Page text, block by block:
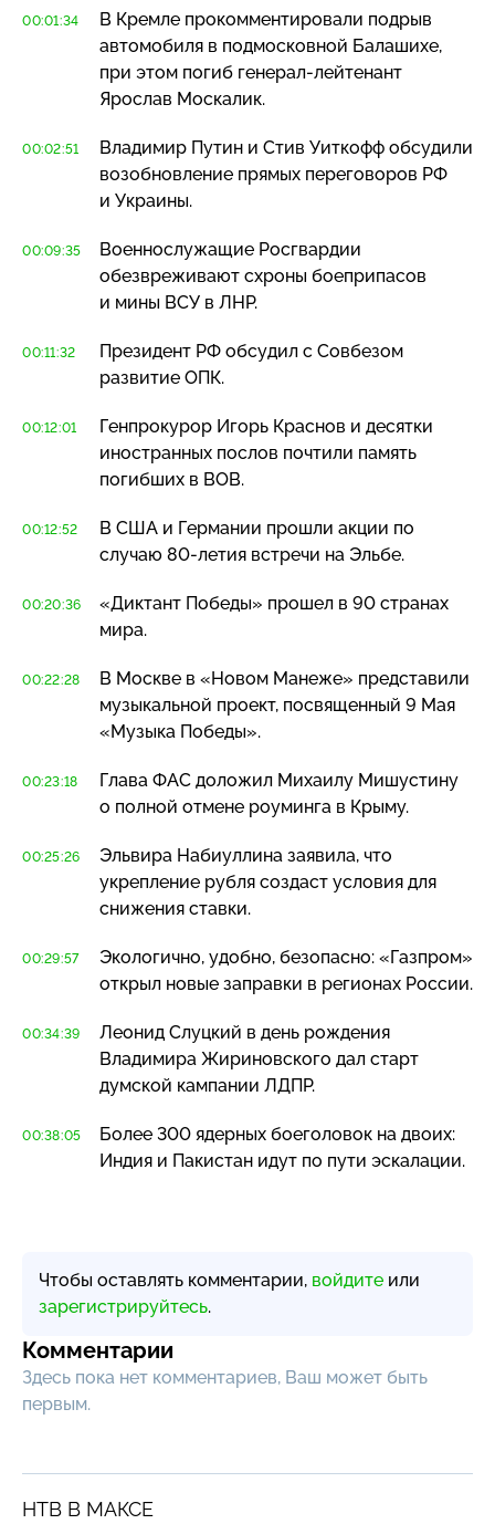
00:01:34
В Кремле прокомментировали подрыв
автомобиля в подмосковной Балашихе,
при этом погиб генерал-лейтенант
Ярослав Москалик.
00:02:51
Владимир Путин и Стив Уиткофф обсудили
возобновление прямых переговоров РФ
и Украины.
00:09:35
Военнослужащие Росгвардии
обезвреживают схроны боеприпасов
и мины ВСУ в ЛНР.
00:11:32
Президент РФ обсудил с Совбезом
развитие ОПК.
00:12:01
Генпрокурор Игорь Краснов и десятки
иностранных послов почтили память
погибших в ВОВ.
00:12:52
В США и Германии прошли акции по
случаю 80-летия встречи на Эльбе.
00:20:36
«Диктант Победы» прошел в 90 странах
мира.
00:22:28
В Москве в «Новом Манеже» представили
музыкальной проект, посвященный 9 Мая
«Музыка Победы».
00:23:18
Глава ФАС доложил Михаилу Мишустину
о полной отмене роуминга в Крыму.
00:25:26
Эльвира Набиуллина заявила, что
укрепление рубля создаст условия для
снижения ставки.
00:29:57
Экологично, удобно, безопасно: «Газпром»
открыл новые заправки в регионах России.
00:34:39
Леонид Слуцкий в день рождения
Владимира Жириновского дал старт
думской кампании ЛДПР.
00:38:05
Более 300 ядерных боеголовок на двоих:
Индия и Пакистан идут по пути эскалации.
Чтобы оставлять комментарии, войдите или
зарегистрируйтесь.
Комментарии
Здесь пока нет комментариев, Ваш может быть
первым.
НТВ В МАКСЕ